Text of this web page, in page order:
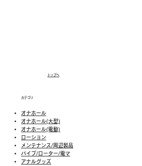
トップへ
カテゴリ
オナホール
オナホール(大型)
オナホール(電動)
ローション
メンテナンス/周辺製品
バイブ/ローター/電マ
アナルグッズ